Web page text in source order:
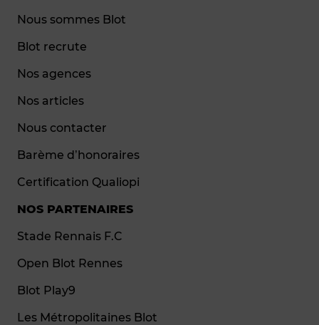
Nous sommes Blot
Blot recrute
Nos agences
Nos articles
Nous contacter
Barème d’honoraires
Certification Qualiopi
NOS PARTENAIRES
Stade Rennais F.C
Open Blot Rennes
Blot Play9
Les Métropolitaines Blot